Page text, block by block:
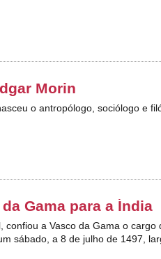
Morin
o antropólogo, sociólogo e
Gama para a Índia
confiou a Vasco da Gama o cargo
sábado, a 8 de julho de 1497,